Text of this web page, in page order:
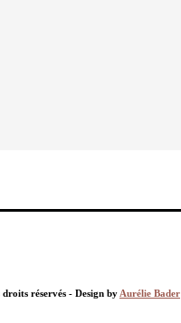
réservés - Design by Aurélie Bader